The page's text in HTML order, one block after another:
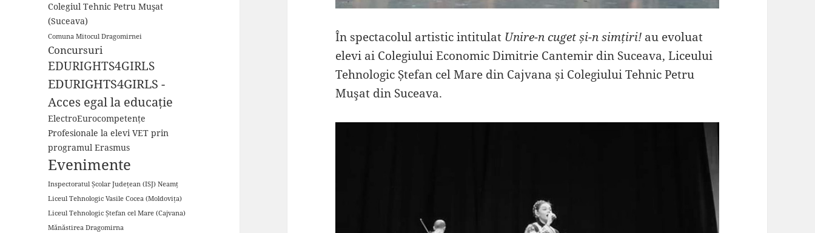
Colegiul Tehnic Petru Muşat
(Suceava)
Comuna Mitocul Dragomirnei
Concursuri
EDURIGHTS4GIRLS
EDURIGHTS4GIRLS -
Acces egal la educație
ElectroEurocompetențe
Profesionale la elevi VET prin
programul Erasmus
Evenimente
Inspectoratul Școlar Județean (ISJ) Neamț
Liceul Tehnologic Vasile Cocea (Moldovița)
Liceul Tehnologic Ștefan cel Mare (Cajvana)
Mănăstirea Dragomirna
În spectacolul artistic intitulat Unire-n cuget și-n simțiri! au evoluat
elevi ai Colegiului Economic Dimitrie Cantemir din Suceava, Liceului
Tehnologic Ștefan cel Mare din Cajvana și Colegiului Tehnic Petru
Muşat din Suceava.